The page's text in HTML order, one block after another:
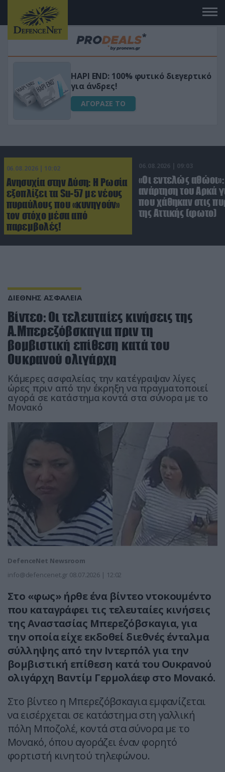
Μεταμόρφωσε τον κήπο σου με το
Ultra Box Μίνι Αλυσοπρίονο με
μπαταρία λιθίου
ΑΓΟΡΑΣΕ ΤΟ
06.08.2026 | 10:02
Ανησυχία στην Δύση: H Ρωσία
εξοπλίζει τα Su-57 με νέους
πυραύλους που «κυνηγούν»
τον στόχο μέσα από
παρεμβολές!
06.08.2026 | 09:03
«Οι εντελώς
ανάρτηση του Αρκά
που χάθηκαν στις
της Αττικής (φωτο)
ΔΙΕΘΝΗΣ ΑΣΦΑΛΕΙΑ
Βίντεο: Οι τελευταίες κινήσεις της
Α.Μπερεζόβσκαγια πριν τη
βομβιστική επίθεση κατά του
Ουκρανού ολιγάρχη
Κάμερες ασφαλείας την κατέγραψαν λίγες
ώρες πριν από την έκρηξη να πραγματοποιεί
αγορά σε κατάστημα κοντά στα σύνορα με το
Μονακό
DefenceNet Newsroom
info@defencenet.gr 08.07.2026 | 12:02
Στο «φως» ήρθε ένα βίντεο ντοκουμέντο
που καταγράφει τις τελευταίες κινήσεις
της Αναστασίας Μπερεζόβσκαγια, για
την οποία είχε εκδοθεί διεθνές ένταλμα
σύλληψης από την Ιντερπόλ για την
βομβιστική επίθεση κατά του Ουκρανού
ολιγάρχη Βαντίμ Γερμολάεφ στο Μονακό.
Στο βίντεο η Μπερεζόβσκαγια εμφανίζεται
να εισέρχεται σε κατάστημα στη γαλλική
πόλη Μποζολέ, κοντά στα σύνορα με το
Μονακό, όπου αγοράζει έναν φορητό
φορτιστή κινητού τηλεφώνου.